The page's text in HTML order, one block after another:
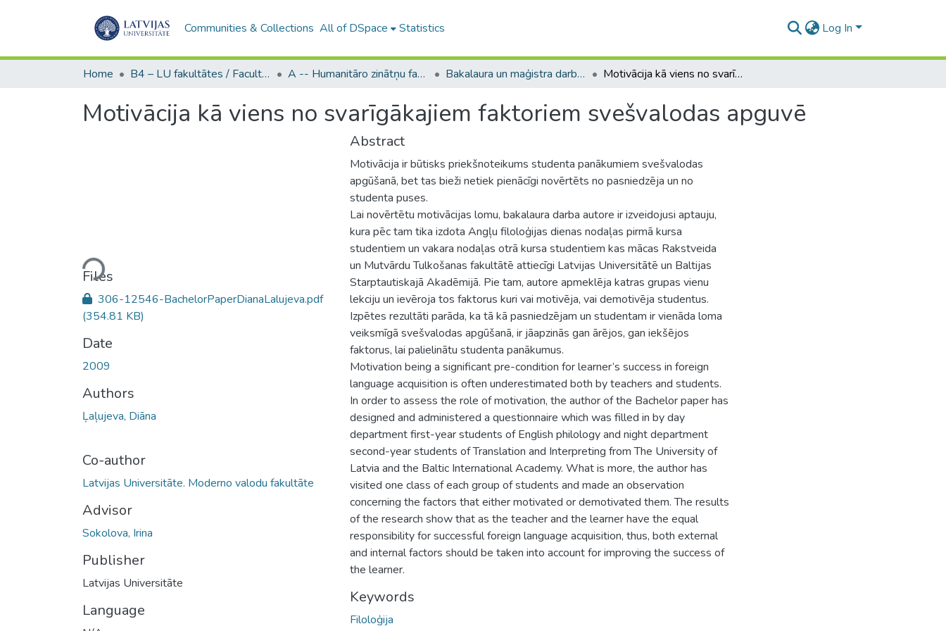
Communities & Collections All of DSpace Statistics Log In
Home B4 – LU fakultātes / Faculties of the UL A -- Humanitāro zinātņu fakultāte / Faculty of Humanities Bakalaura un maģistra darbi (HZF) / Bachelor's and Master's theses Motivācija kā viens no svarīgākajiem faktoriem svešvalodas apguvē
Motivācija kā viens no svarīgākajiem faktoriem svešvalodas apguvē
Loading...
Files
306-12546-BachelorPaperDianaLalujeva.pdf
(354.81 KB)
Date
2009
Authors
Ļaļujeva, Diāna
Co-author
Latvijas Universitāte. Moderno valodu fakultāte
Advisor
Sokolova, Irina
Publisher
Latvijas Universitāte
Language
Abstract
Motivācija ir būtisks priekšnoteikums studenta panākumiem svešvalodas
apgūšanā, bet tas bieži netiek pienācīgi novērtēts no pasniedzēja un no
studenta puses.
Lai novērtētu motivācijas lomu, bakalaura darba autore ir izveidojusi aptauju,
kura pēc tam tika izdota Angļu filoloģijas dienas nodaļas pirmā kursa
studentiem un vakara nodaļas otrā kursa studentiem kas mācas Rakstveida
un Mutvārdu Tulkošanas fakultātē attiecīgi Latvijas Universitātē un Baltijas
Starptautiskajā Akadēmijā. Pie tam, autore apmeklēja katras grupas vienu
lekciju un ievēroja tos faktorus kuri vai motivēja, vai demotivēja studentus.
Izpētes rezultāti parāda, ka tā kā pasniedzējam un studentam ir vienāda loma
veiksmīgā svešvalodas apgūšanā, ir jāapzinās gan ārējos, gan iekšējos
faktorus, lai palielinātu studenta panākumus.
Motivation being a significant pre-condition for learner’s success in foreign
language acquisition is often underestimated both by teachers and students.
In order to assess the role of motivation, the author of the Bachelor paper has
designed and administered a questionnaire which was filled in by day
department first-year students of English philology and night department
second-year students of Translation and Interpreting from The University of
Latvia and the Baltic International Academy. What is more, the author has
visited one class of each group of students and made an observation
concerning the factors that either motivated or demotivated them. The results
of the research show that as the teacher and the learner have the equal
responsibility for successful foreign language acquisition, thus, both external
and internal factors should be taken into account for improving the success of
the learner.
Keywords
Filoloģija